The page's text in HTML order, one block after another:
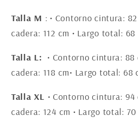
Talla M : • Contorno cintura:
cadera: 112 cm • Largo total: 68
Talla L: • Contorno cintura: 88
cadera: 118 cm• Largo total: 68
Talla XL • Contorno cintura: 94
cadera: 124 cm • Largo total: 70